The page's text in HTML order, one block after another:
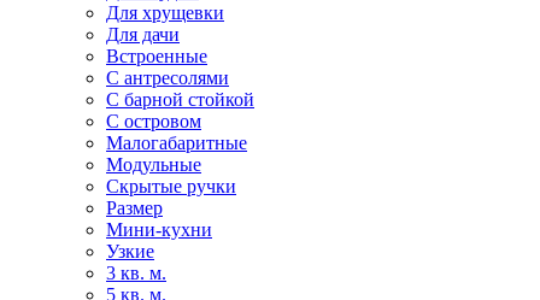
Для хрущевки
Для дачи
Встроенные
С антресолями
С барной стойкой
С островом
Малогабаритные
Модульные
Скрытые ручки
Размер
Мини-кухни
Узкие
3 кв. м.
5 кв. м.